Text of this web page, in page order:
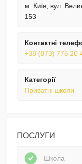
м. Київ, вул.
153
Контактні
+38 (073) 775 20
Категорії
Приватні школи
ПОСЛУГИ
Школа